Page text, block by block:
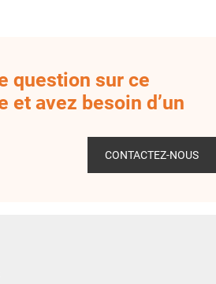
question sur ce
et avez besoin d’un
CONTACTEZ-NOUS